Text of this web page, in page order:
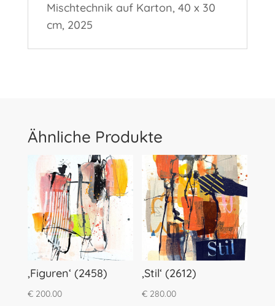
Mischtechnik auf Karton, 40 x 30
cm, 2025
Ähnliche Produkte
‚Figuren‘ (2458)
€200.00
‚Stil‘ (2612)
€ 280.00